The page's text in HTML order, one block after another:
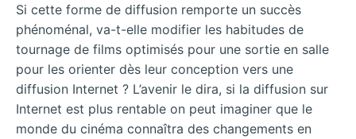
Si cette forme de diffusion remporte un succès
phénoménal, va-t-elle modifier les habitudes de
tournage de films optimisés pour une sortie en salle
pour les orienter dès leur conception vers une
diffusion Internet ? L’avenir le dira, si la diffusion sur
Internet est plus rentable on peut imaginer que le
monde du cinéma connaîtra des changements en